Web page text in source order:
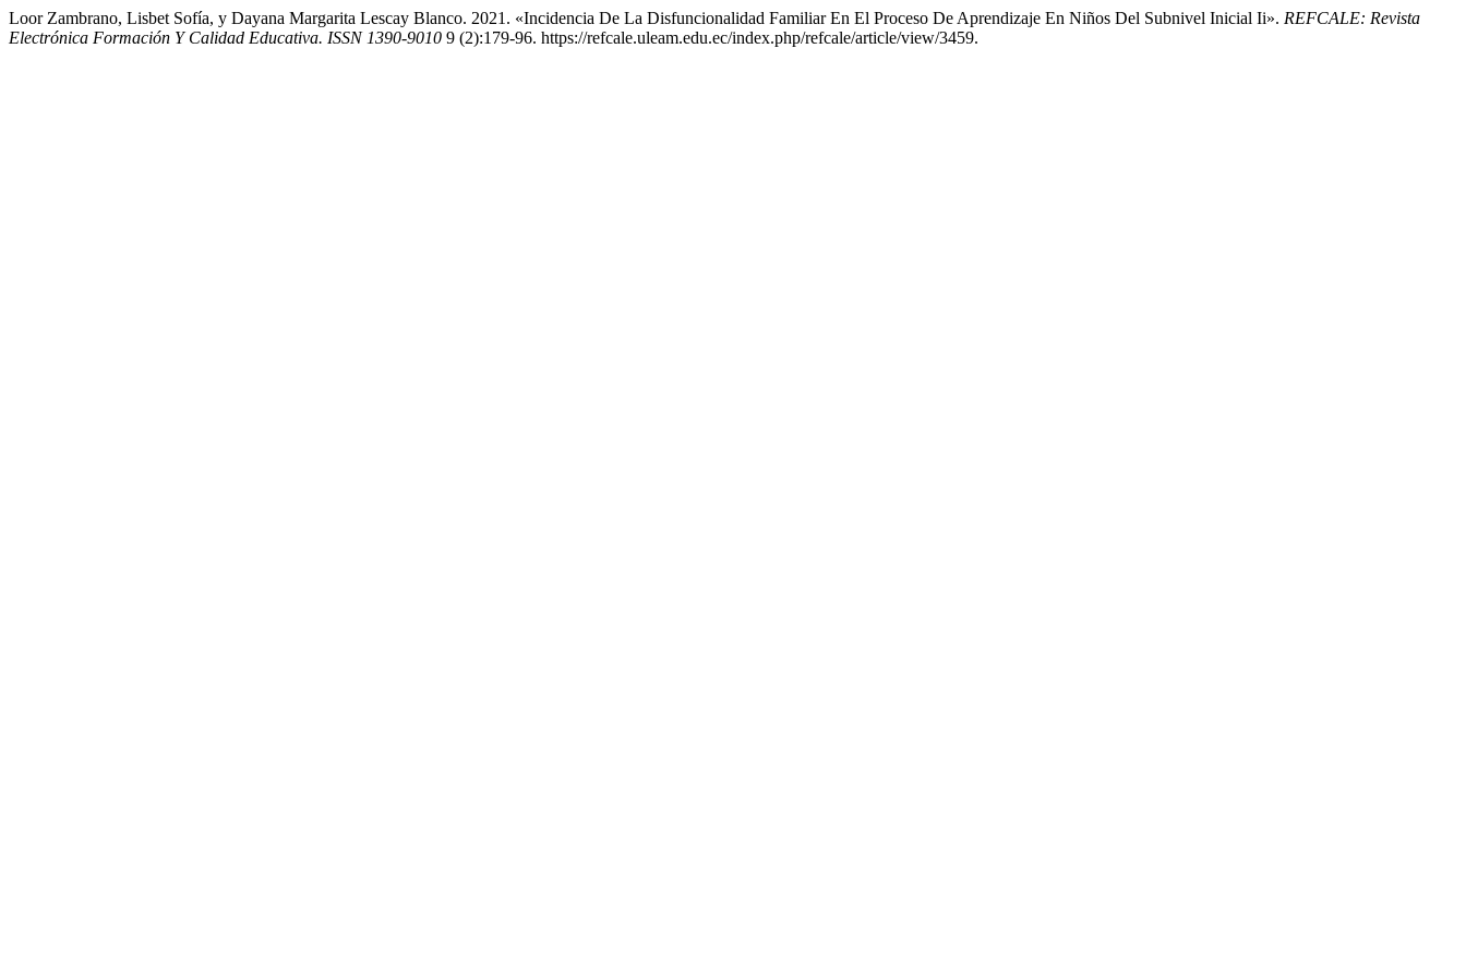
Loor Zambrano, Lisbet Sofía, y Dayana Margarita Lescay Blanco. 2021. «Incidencia De La Disfuncionalidad Familiar En El Proceso De Aprendizaje En Niños Del Subnivel Inicial Ii». REFCALE: Revista
Electrónica Formación Y Calidad Educativa. ISSN 1390-9010 9 (2):179-96. https://refcale.uleam.edu.ec/index.php/refcale/article/view/3459.